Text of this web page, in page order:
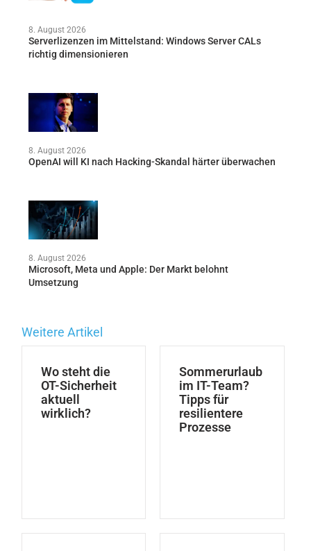
8. August 2026
Serverlizenzen im Mittelstand: Windows Server CALs
richtig dimensionieren
8. August 2026
OpenAI will KI nach Hacking-Skandal härter überwachen
8. August 2026
Microsoft, Meta und Apple: Der Markt belohnt
Umsetzung
Weitere Artikel
Wo steht die
OT-Sicherheit
aktuell
wirklich?
Sommerurlaub
im IT-Team?
Tipps für
resilientere
Prozesse